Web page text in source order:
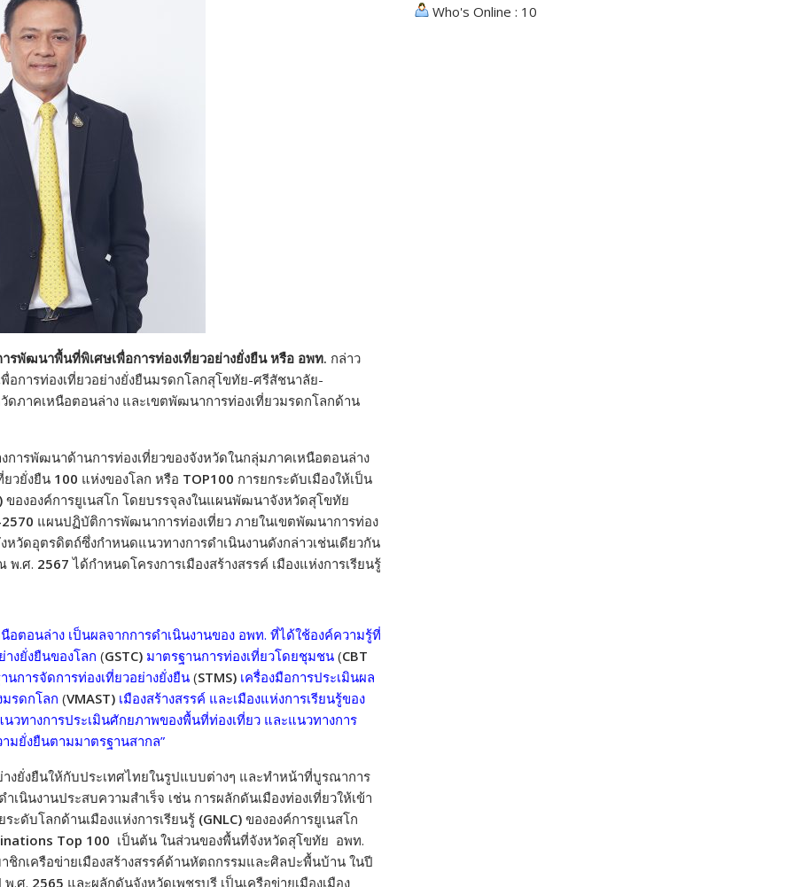
รพัฒนาพื้นที่พิเศษเพื่อการท่องเที่ยวอย่างยั่งยืน หรือ อพท. กล่าว
การท่องเที่ยวอย่างยั่งยืนมรดกโลกสุโขทัย-ศรีสัชนาลัย-
ภาคเหนือตอนล่าง และเขตพัฒนาการท่องเที่ยวมรดกโลกด้าน
ารพัฒนาด้านการท่องเที่ยวของจังหวัดในกลุ่มภาคเหนือตอนล่าง
ยวยั่งยืน 100 แห่งของโลก หรือ TOP100 การยกระดับเมืองให้เป็น
ขององค์การยูเนสโก โดยบรรจุลงในแผนพัฒนาจังหวัดสุโขทัย
แผนปฏิบัติการพัฒนาการท่องเที่ยว ภายในเขตพัฒนาการท่อง
หวัดอุตรดิตถ์ซึ่งกำหนดแนวทางการดำเนินงานดังกล่าวเช่นเดียวกัน
พ.ศ. 2567ได้กำหนดโครงการเมืองสร้างสรรค์ เมืองแห่งการเรียนรู้
ตอนล่าง เป็นผลจากการดำเนินงานของ อพท. ที่ได้ใช้องค์ความรู้ที่
งยั่งยืนของโลก (GSTC) มาตรฐานการท่องเที่ยวโดยชุมชน (CBT
นการจัดการท่องเที่ยวอย่างยั่งยืน (STMS) เครื่องมือการประเมินผล
รดกโลก (VMAST) เมืองสร้างสรรค์ และเมืองแห่งการเรียนรู้ของ
วทางการประเมินศักยภาพของพื้นที่ท่องเที่ยว และแนวทางการ
มยั่งยืนตามมาตรฐานสากล”
งยั่งยืนให้กับประเทศไทยในรูปแบบต่างๆ และทำหน้าที่บูรณาการ
นินงานประสบความสำเร็จ เช่น การผลักดันเมืองท่องเที่ยวให้เข้า
ะดับโลกด้านเมืองแห่งการเรียนรู้ (GNLC) ขององค์การยูเนสโก
Top 100 เป็นต้น ในส่วนของพื้นที่จังหวัดสุโขทัย อพท.
กเครือข่ายเมืองสร้างสรรค์ด้านหัตถกรรมและศิลปะพื้นบ้าน ในปี
พ.ศ. 2565 และผลักดันจังหวัดเพชรบุรี เป็นเครือข่ายเมืองเมือง
Who's Online : 10